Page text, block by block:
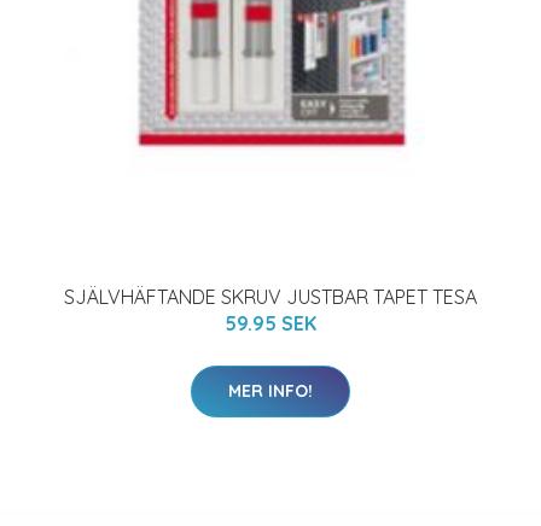
SJÄLVHÄFTANDE SKRUV JUSTBAR TAPET TESA
59.95 SEK
MER INFO!